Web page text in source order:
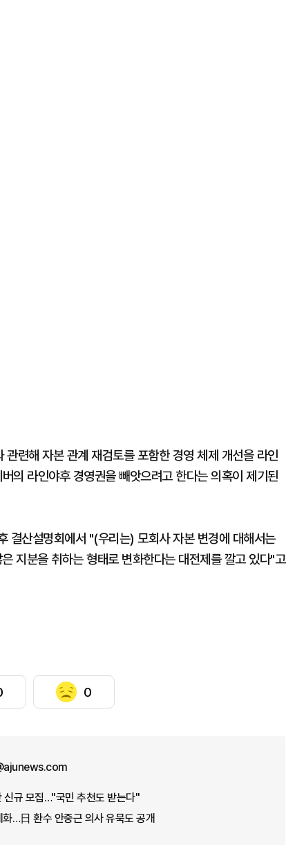
련해 자본 관계 재검토를 포함한 경영 체제 개선을 라인
의 라인야후 경영권을 빼앗으려고 한다는 의혹이 제기된
결산설명회에서 "(우리는) 모회사 자본 변경에 대해서는
지분을 취하는 형태로 변화한다는 대전제를 깔고 있다"고
0
신규 모집…"국민 추천도 받는다"
…日 환수 안중근 의사 유묵도 공개